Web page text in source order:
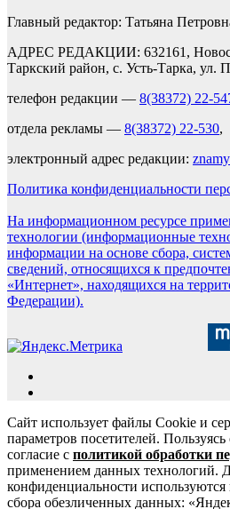
Главный редактор: Татьяна
АДРЕС РЕДАКЦИИ: 632161,
Таркский район, с. Усть-Тарка, ул.
телефон редакции — 8(38372) 22-
отдела рекламы — 8(38372) 22-530,
электронный адрес редакции:
Политика конфиденциальности
На информационном ресурсе
технологии (информационные
информации на основе сбора,
сведений, относящихся к
«Интернет», находящихся на
Федерации).
Сайт использует файлы Cookie и
параметров посетителей.
согласие с политикой обработки
применением данных технологий.
конфиденциальности
сбора обезличенных данных: